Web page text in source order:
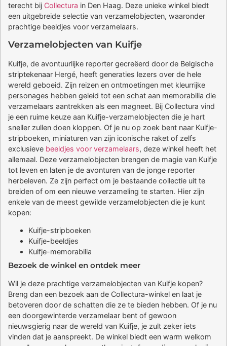
terecht bij Collectura in Den Haag. Deze unieke winkel biedt
een uitgebreide selectie van verzamelobjecten, waaronder
prachtige beeldjes voor verzamelaars.
Verzamelobjecten van Kuifje
Kuifje, de avontuurlijke reporter gecreëerd door de Belgische
striptekenaar Hergé, heeft generaties lezers over de hele
wereld geboeid. Zijn reizen en ontmoetingen met kleurrijke
personages hebben geleid tot een schat aan memorabilia die
verzamelaars aantrekken als een magneet. Bij Collectura vind
je een ruime keuze aan Kuifje-verzamelobjecten die je hart
sneller zullen doen kloppen. Of je nu op zoek bent naar Kuifje-
stripboeken, miniaturen van zijn iconische raket of zelfs
exclusieve beeldjes voor verzamelaars, deze winkel heeft het
allemaal. Deze verzamelobjecten brengen de magie van Kuifje
tot leven en laten je de avonturen van de jonge reporter
herbeleven. Ze zijn perfect om je bestaande collectie uit te
breiden of om een nieuwe verzameling te starten. Hier zijn
enkele van de meest gewilde verzamelobjecten die je kunt
kopen:
Kuifje-stripboeken
Kuifje-beeldjes
Kuifje-memorabilia
Bezoek de winkel en ontdek meer
Wil je deze prachtige verzamelobjecten van Kuifje kopen?
Breng dan een bezoek aan de Collectura-winkel en laat je
betoveren door de schatten die ze te bieden hebben. Of je nu
een doorgewinterde verzamelaar bent of gewoon
nieuwsgierig naar de wereld van Kuifje, je zult zeker iets
vinden dat je aanspreekt. De winkel biedt een warm welkom